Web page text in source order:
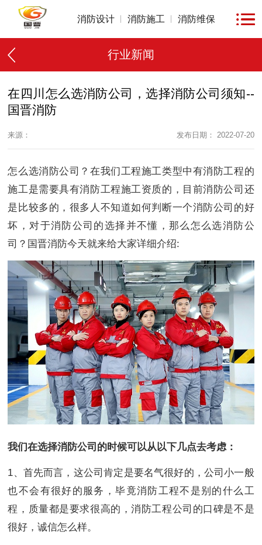
消防设计 消防施工 消防维保
行业新闻
在四川怎么选消防公司，选择消防公司须知--
国晋消防
来源： 发布日期： 2022-07-20
怎么选消防公司？在我们工程施工类型中有消防工程的
施工是需要具有消防工程施工资质的，目前消防公司还
是比较多的，很多人不知道如何判断一个消防公司的好
坏，对于消防公司的选择并不懂，那么怎么选消防公
司？国晋消防今天就来给大家详细介绍:
我们在选择消防公司的时候可以从以下几点去考虑：
1、首先而言，这公司肯定是要名气很好的，公司小一般
也不会有很好的服务，毕竟消防工程不是别的什么工
程，质量都是要求很高的，消防工程公司的口碑是不是
很好，诚信怎么样。